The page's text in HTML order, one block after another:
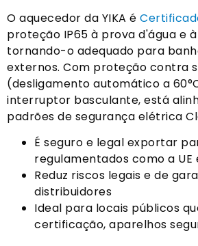
O aquecedor da YIKA é
proteção IP65 à prova d'água e
tornando-o adequado para
externos. Com proteção contra
(desligamento automático a
interruptor basculante, está
padrões de segurança elétrica
É seguro e legal exportar
regulamentados como a UE
Reduz riscos legais e de
distribuidores
Ideal para locais públicos
certificação, aparelhos